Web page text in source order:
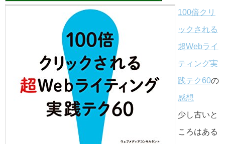
100倍クリ
ックされる
超Webライ
ティング実
践テク60の
感想
少し古いと
ころはある